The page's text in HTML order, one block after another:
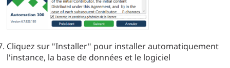
Cliquez sur "Installer" pour installer automatiquement
l'instance, la base de données et le logiciel